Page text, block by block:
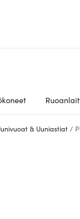
& Uuniastiat/